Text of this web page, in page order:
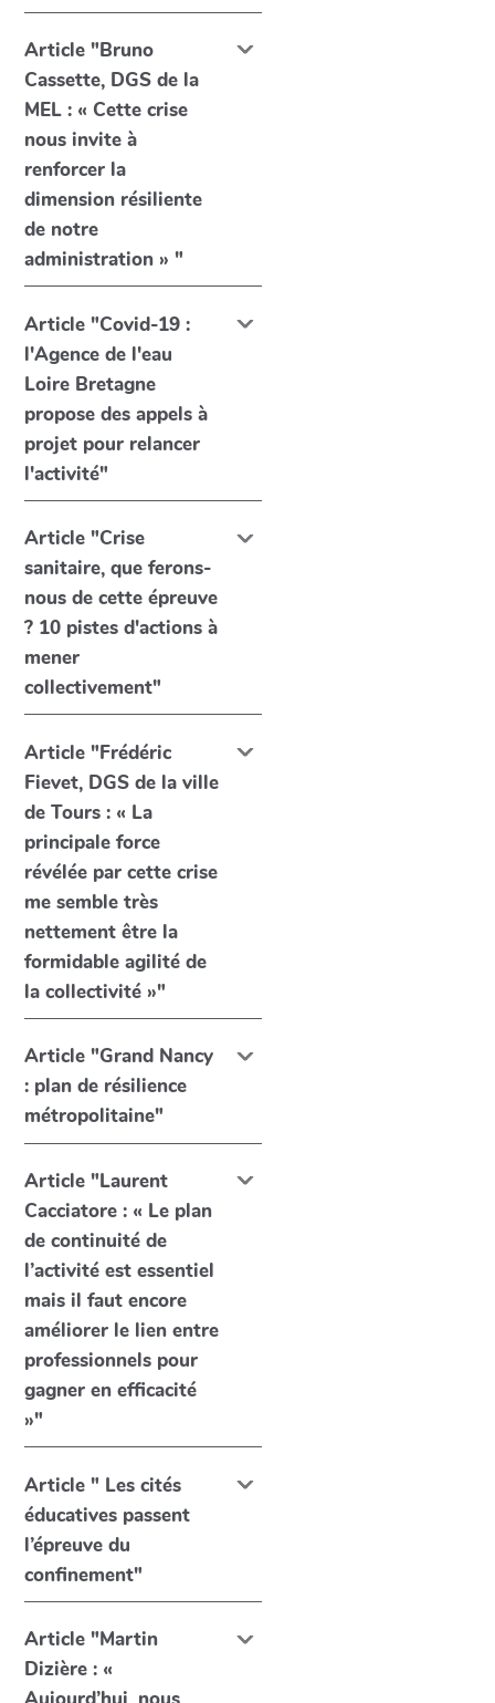
Article "Bruno
Cassette, DGS de la
MEL : « Cette crise
nous invite à
renforcer la
dimension résiliente
de notre
administration » "
Article "Covid-19 :
l'Agence de l'eau
Loire Bretagne
propose des appels à
projet pour relancer
l'activité"
Article "Crise
sanitaire, que ferons-
nous de cette épreuve
? 10 pistes d'actions à
mener
collectivement"
Article "Frédéric
Fievet, DGS de la ville
de Tours : « La
principale force
révélée par cette crise
me semble très
nettement être la
formidable agilité de
la collectivité »"
Article "Grand Nancy
: plan de résilience
métropolitaine"
Article "Laurent
Cacciatore : « Le plan
de continuité de
l’activité est essentiel
mais il faut encore
améliorer le lien entre
professionnels pour
gagner en efficacité
»"
Article " Les cités
éducatives passent
l’épreuve du
confinement"
Article "Martin
Dizière : «